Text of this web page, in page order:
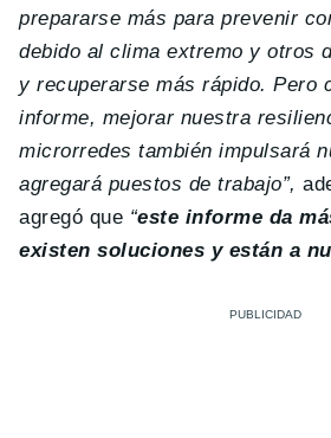
prepararse más para prevenir
debido al clima extremo y otros
y recuperarse más rápido. Pero
informe, mejorar nuestra
microrredes también impulsará
agregará puestos de trabajo”,
agregó que “este informe da
existen soluciones y están a